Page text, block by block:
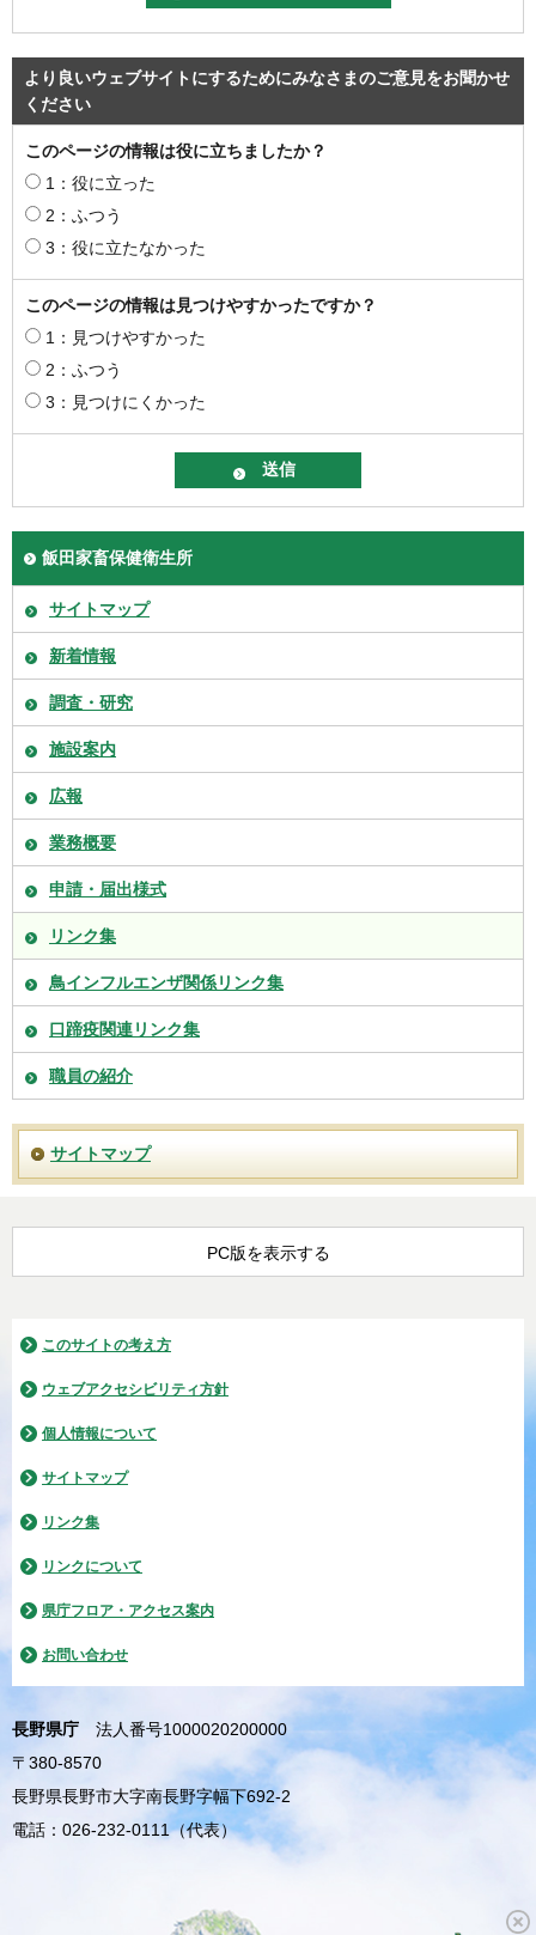
より良いウェブサイトにするためにみなさまのご意見をお聞かせ
ください
このページの情報は役に立ちましたか？
1：役に立った
2：ふつう
3：役に立たなかった
このページの情報は見つけやすかったですか？
1：見つけやすかった
2：ふつう
3：見つけにくかった
飯田家畜保健衛生所
サイトマップ
新着情報
調査・研究
施設案内
広報
業務概要
申請・届出様式
リンク集
鳥インフルエンザ関係リンク集
口蹄疫関連リンク集
職員の紹介
サイトマップ
PC版を表示する
このサイトの考え方
ウェブアクセシビリティ方針
個人情報について
サイトマップ
リンク集
リンクについて
県庁フロア・アクセス案内
お問い合わせ
長野県庁
法人番号1000020200000
〒380-8570
長野県長野市大字南長野字幅下692-2
電話：026-232-0111（代表）